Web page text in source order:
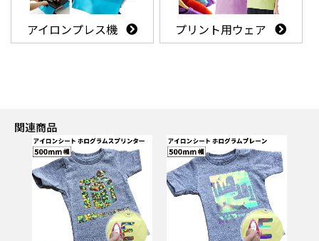
アイロンプレス機 プリント用ウェア
関連商品